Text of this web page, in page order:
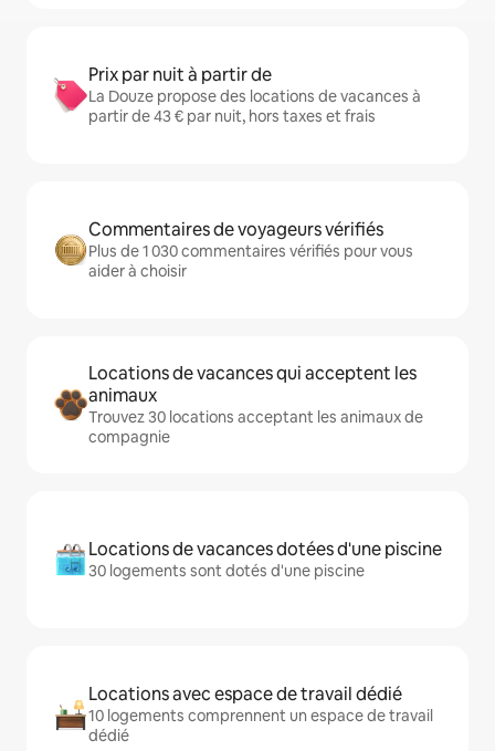
Prix par nuit à partir de
La Douze propose des locations de vacances à
partir de 43 € par nuit, hors taxes et frais
Commentaires de voyageurs vérifiés
Plus de 1 030 commentaires vérifiés pour vous
aider à choisir
Locations de vacances qui acceptent les
animaux
Trouvez 30 locations acceptant les animaux de
compagnie
Locations de vacances dotées d'une piscine
30 logements sont dotés d'une piscine
Locations avec espace de travail dédié
10 logements comprennent un espace de travail
dédié